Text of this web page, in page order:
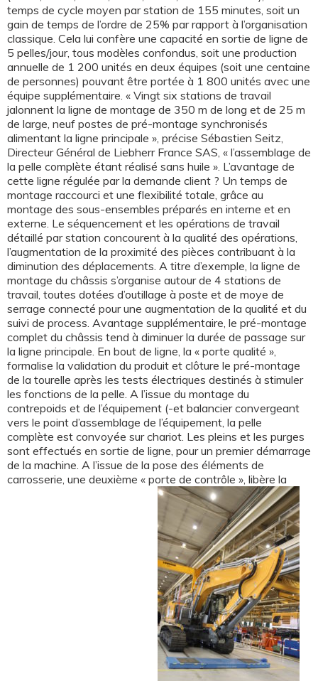
temps de cycle moyen par station de 155 minutes, soit un
gain de temps de l’ordre de 25% par rapport à l’organisation
classique. Cela lui confère une capacité en sortie de ligne de
5 pelles/jour, tous modèles confondus, soit une production
annuelle de 1 200 unités en deux équipes (soit une centaine
de personnes) pouvant être portée à 1 800 unités avec une
équipe supplémentaire. « Vingt six stations de travail
jalonnent la ligne de montage de 350 m de long et de 25 m
de large, neuf postes de pré-montage synchronisés
alimentant la ligne principale », précise Sébastien Seitz,
Directeur Général de Liebherr France SAS, « l’assemblage de
la pelle complète étant réalisé sans huile ». L’avantage de
cette ligne régulée par la demande client ? Un temps de
montage raccourci et une flexibilité totale, grâce au
montage des sous-ensembles préparés en interne et en
externe. Le séquencement et les opérations de travail
détaillé par station concourent à la qualité des opérations,
l’augmentation de la proximité des pièces contribuant à la
diminution des déplacements. A titre d’exemple, la ligne de
montage du châssis s’organise autour de 4 stations de
travail, toutes dotées d’outillage à poste et de moye de
serrage connecté pour une augmentation de la qualité et du
suivi de process. Avantage supplémentaire, le pré-montage
complet du châssis tend à diminuer la durée de passage sur
la ligne principale. En bout de ligne, la « porte qualité »,
formalise la validation du produit et clôture le pré-montage
de la tourelle après les tests électriques destinés à stimuler
les fonctions de la pelle. A l’issue du montage du
contrepoids et de l’équipement (-et balancier convergeant
vers le point d’assemblage de l’équipement, la pelle
complète est convoyée sur chariot. Les pleins et les purges
sont effectués en sortie de ligne, pour un premier démarrage
de la machine. A l’issue de la pose des éléments de
carrosserie, une deuxième « porte de contrôle », libère la